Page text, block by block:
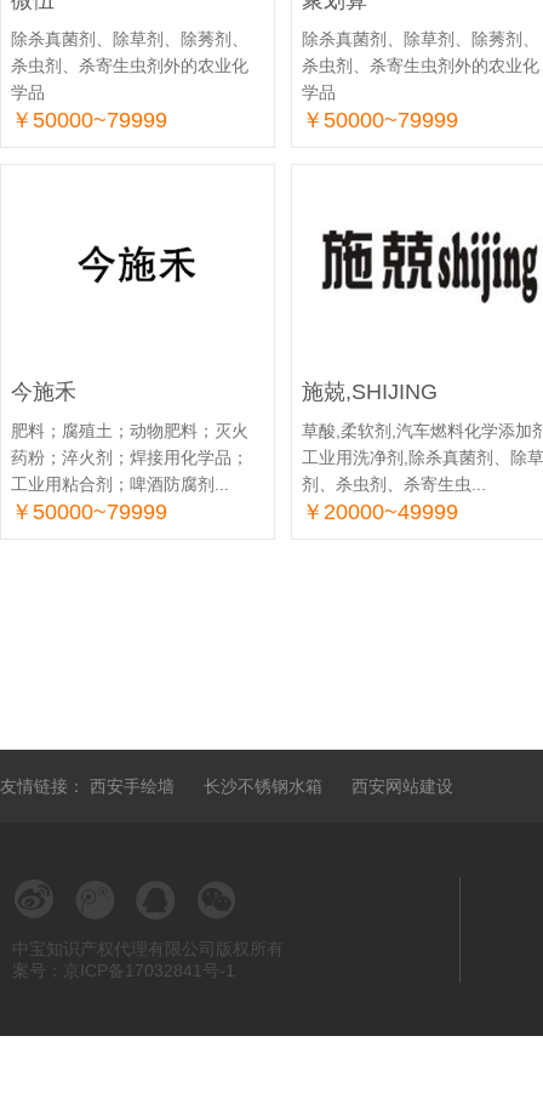
除杀真菌剂、除草剂、除莠剂、
杀虫剂、杀寄生虫剂外的农业化
学品
￥50000~79999
除杀真菌剂、除草剂、除莠剂、
杀虫剂、杀寄生虫剂外的农业化
学品
￥50000~79999
今施禾
肥料；腐殖土；动物肥料；灭火
药粉；淬火剂；焊接用化学品；
工业用粘合剂；啤酒防腐剂...
￥50000~79999
施兢,SHIJING
草酸,柔软剂,汽车燃料化学添加
工业用洗净剂,除杀真菌剂、除草
剂、杀虫剂、杀寄生虫...
￥20000~49999
友情链接： 西安手绘墙 长沙不锈钢水箱 西安网站建设
中宝知识产权代理有限公司版权所有
案号：京ICP备17032841号-1